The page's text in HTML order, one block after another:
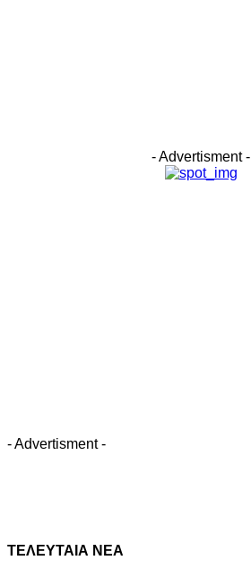
- Advertisment -
- Advertisment -
ΤΕΛΕΥΤΑΙΑ ΝΕΑ